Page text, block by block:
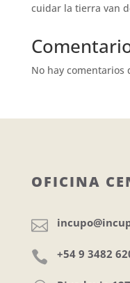
cuidar la tierra van
No hay comentarios
OFICINA

 +54 9 3482